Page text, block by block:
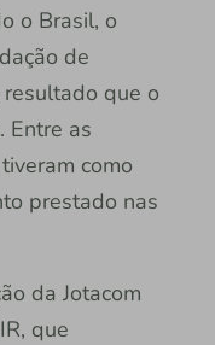
o Brasil, o
de
que o
Entre as
como
prestado nas
da Jotacom
que